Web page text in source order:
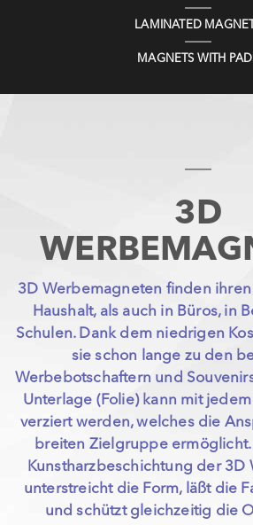
LAMINATED
MAGNETS WITH
3D
3D Werbemagneten finden ihren
Haushalt, als auch in Büros, in
Schulen. Dank dem niedrigen
sie schon lange zu den
Werbebotschaftern und
Unterlage (Folie) kann mit
verziert werden, welches die
breiten Zielgruppe
Kunstharzbeschichtung der 3D
unterstreicht die Form, läßt die
und schützt gleichzeitig die